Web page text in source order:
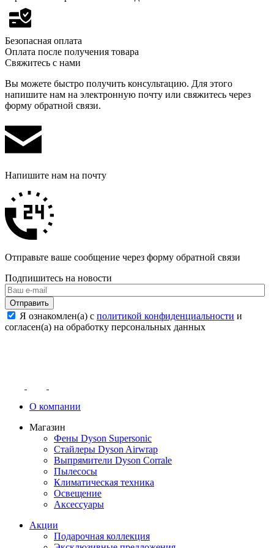
Безопасная оплата
Оплата после получения товара
Свяжитесь с нами
Вы можете быстро получить консультацию. Для этого
напишите нам на электронную почту или свяжитесь через
форму обратной связи.
Напишите нам на почту
Отправьте ваше сообщение через форму обратной связи
Подпишитесь на новости
Отправить
Я ознакомлен(а) с политикой конфиденциальности и
согласен(а) на обработку персональных данных
О компании
Магазин
Фены Dyson Supersonic
Стайлеры Dyson Airwrap
Выпрямители Dyson Corrale
Пылесосы
Климатическая техника
Освещение
Аксессуары
Акции
Подарочная коллекция